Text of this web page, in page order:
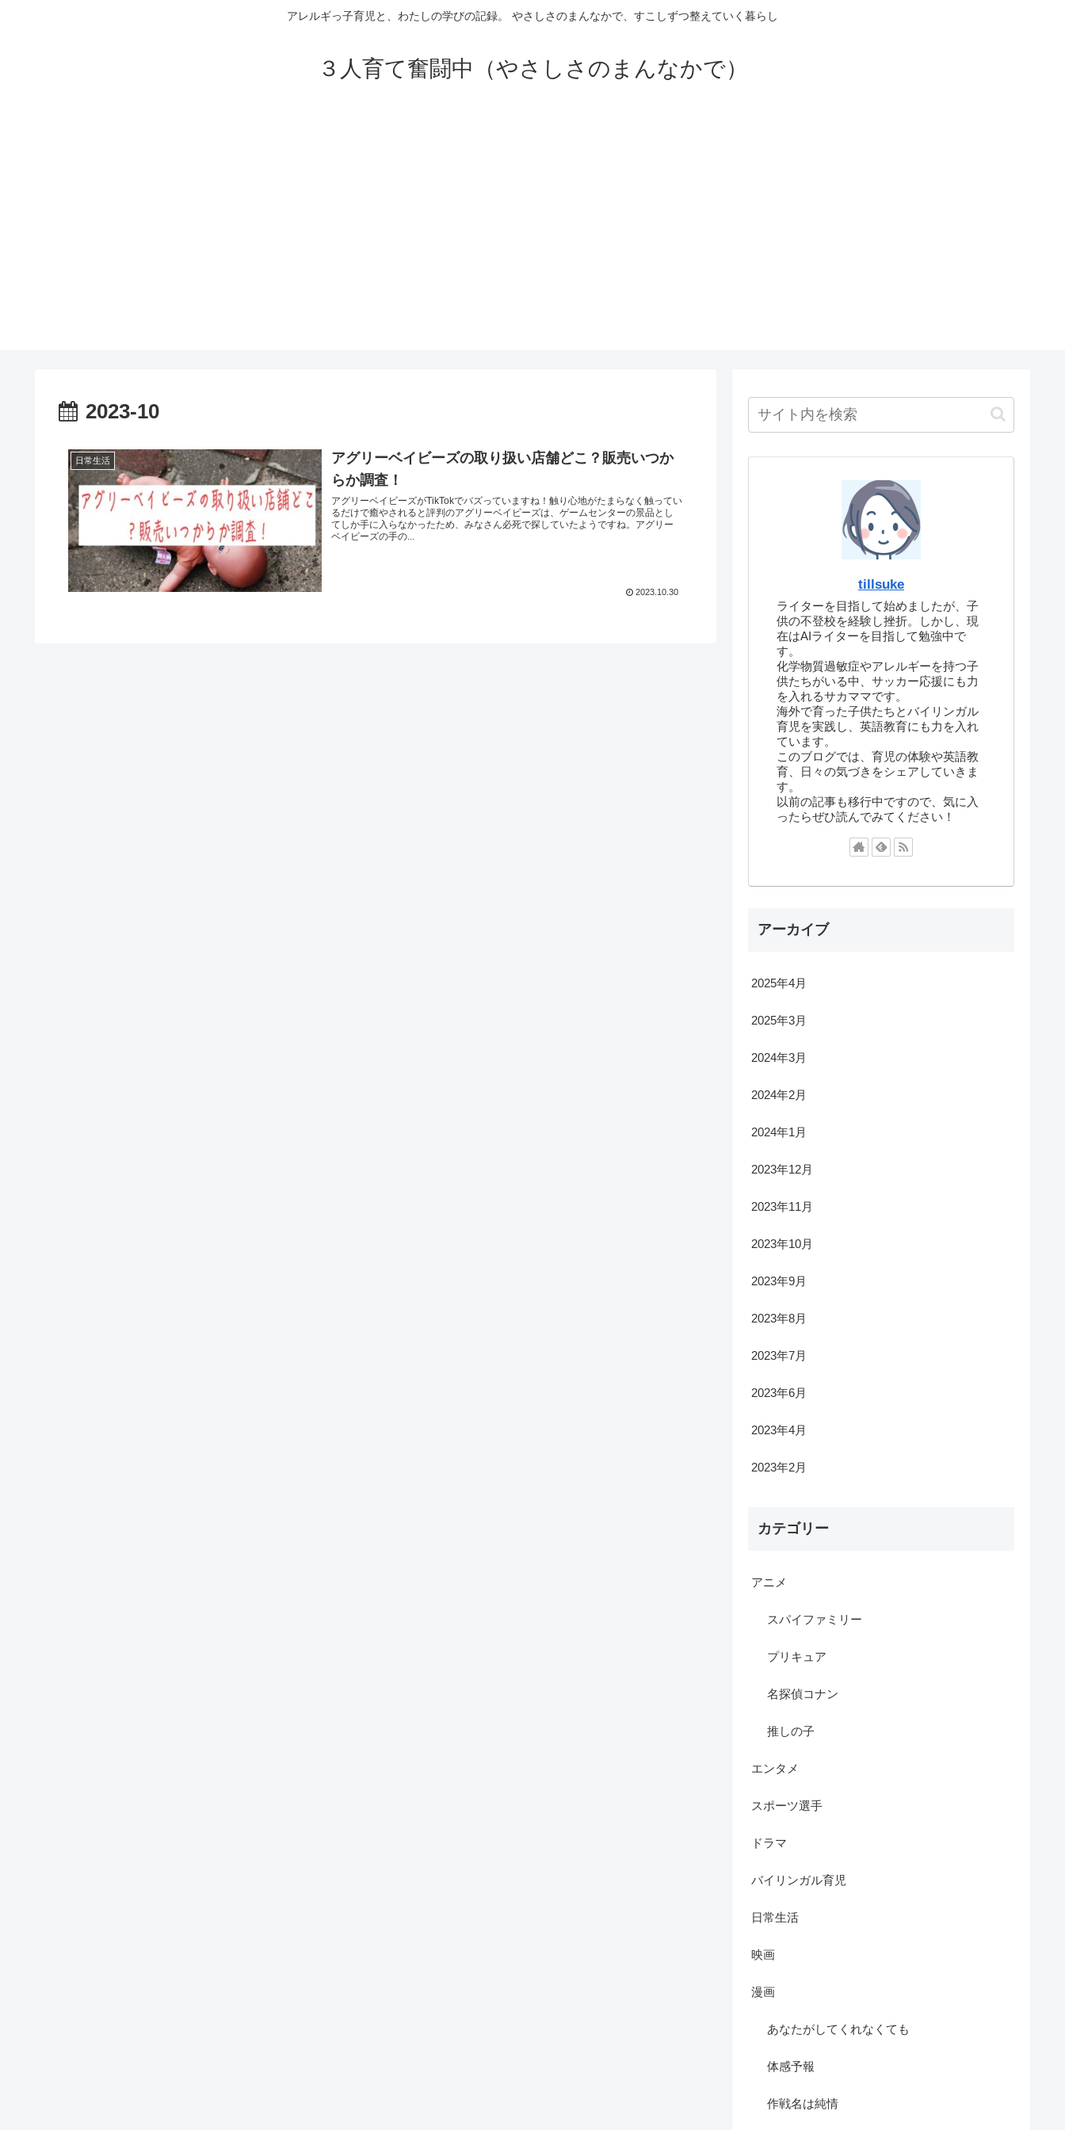
アレルギっ子育児と、わたしの学びの記録。 やさしさのまんなかで、すこしずつ整えていく暮らし
３人育て奮闘中（やさしさのまんなかで）
2023-10
日常生活
アグリーベイビーズの取り扱い店舗どこ？販売いつか
らか調査！
アグリーベイビーズがTikTokでバズっていますね！触り心地がたまらなく触ってい
るだけで癒やされると評判のアグリーベイビーズは、ゲームセンターの景品とし
てしか手に入らなかったため、みなさん必死で探していたようですね。アグリー
ベイビーズの手の...
2023.10.30
tillsuke
ライターを目指して始めましたが、子
供の不登校を経験し挫折。しかし、現
在はAIライターを目指して勉強中で
す。
化学物質過敏症やアレルギーを持つ子
供たちがいる中、サッカー応援にも力
を入れるサカママです。
海外で育った子供たちとバイリンガル
育児を実践し、英語教育にも力を入れ
ています。
このブログでは、育児の体験や英語教
育、日々の気づきをシェアしていきま
す。
以前の記事も移行中ですので、気に入
ったらぜひ読んでみてください！
アーカイブ
2025年4月
2025年3月
2024年3月
2024年2月
2024年1月
2023年12月
2023年11月
2023年10月
2023年9月
2023年8月
2023年7月
2023年6月
2023年4月
2023年2月
カテゴリー
アニメ
スパイファミリー
プリキュア
名探偵コナン
推しの子
エンタメ
スポーツ選手
ドラマ
バイリンガル育児
日常生活
映画
漫画
あなたがしてくれなくても
体感予報
作戦名は純情